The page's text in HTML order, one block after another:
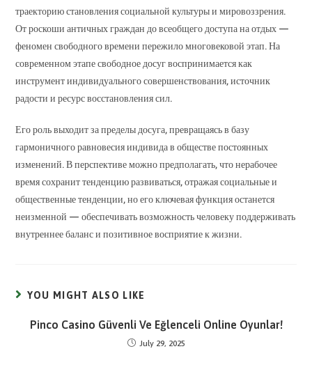
траекторию становления социальной культуры и мировоззрения.
От роскоши античных граждан до всеобщего доступа на отдых —
феномен свободного времени пережило многовековой этап. На
современном этапе свободное досуг воспринимается как
инструмент индивидуального совершенствования, источник
радости и ресурс восстановления сил.
Его роль выходит за пределы досуга, превращаясь в базу
гармоничного равновесия индивида в обществе постоянных
изменений. В перспективе можно предполагать, что нерабочее
время сохранит тенденцию развиваться, отражая социальные и
общественные тенденции, но его ключевая функция останется
неизменной — обеспечивать возможность человеку поддерживать
внутреннее баланс и позитивное восприятие к жизни.
YOU MIGHT ALSO LIKE
Pinco Casino Güvenli Ve Eğlenceli Online Oyunlar!
July 29, 2025